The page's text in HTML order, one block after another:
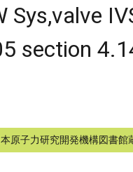
section
原子力研究開発機構図書館